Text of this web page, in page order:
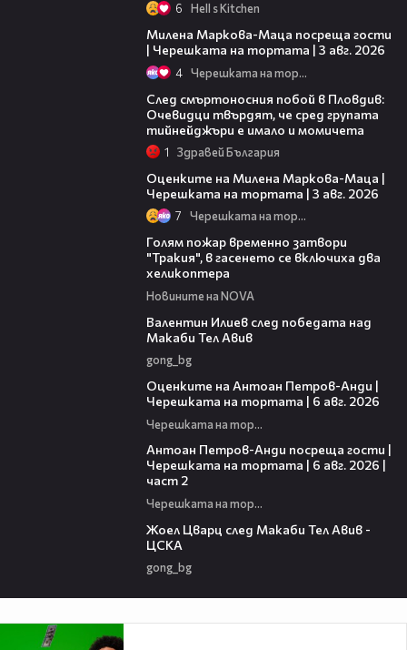
6 Hell s Kitchen
Милена Маркова-Маца посреща гости
| Черешката на тортата | 3 авг. 2026
4 Черешката на тортата
След смъртоносния побой в Пловдив:
Очевидци твърдят, че сред групата
тийнейджъри е имало и момичета
1 Здравей България
Оценките на Милена Маркова-Маца |
Черешката на тортата | 3 авг. 2026
7 Черешката на тортата
Голям пожар временно затвори
"Тракия", в гасенето се включиха два
хеликоптера
Новините на NOVA
Валентин Илиев след победата над
Макаби Тел Авив
gong_bg
Оценките на Антоан Петров-Анди |
Черешката на тортата | 6 авг. 2026
Черешката на тортата
Антоан Петров-Анди посреща гости |
Черешката на тортата | 6 авг. 2026 |
част 2
Черешката на тортата
Жоел Цварц след Макаби Тел Авив -
ЦСКА
gong_bg